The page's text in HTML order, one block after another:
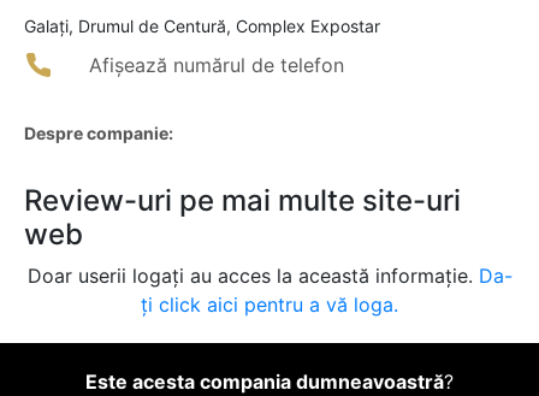
Galaţi, Drumul de Centură, Complex Expostar
Afișează numărul de telefon
Despre companie:
Review-uri pe mai multe site-uri
web
Doar userii logați au acces la această informație. Da-
ți click aici pentru a vă loga.
Este acesta compania dumneavoastră?